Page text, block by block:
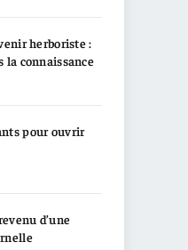
herboriste :
la connaissance
pour ouvrir
d’une